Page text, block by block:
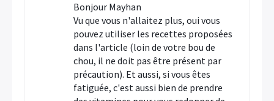
Bonjour Mayhan
Vu que vous n'allaitez plus, oui vous
pouvez utiliser les recettes proposées
dans l'article (loin de votre bou de
chou, il ne doit pas être présent par
précaution). Et aussi, si vous êtes
fatiguée, c'est aussi bien de prendre